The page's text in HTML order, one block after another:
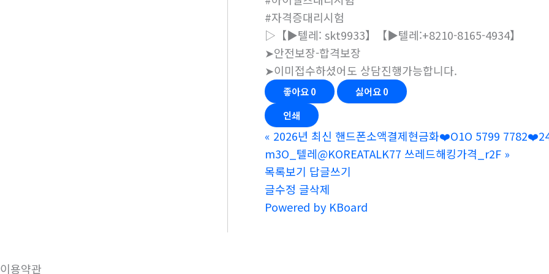
#자격증대리시험
▷【▶텔레: skt9933】【▶텔레:+8210-8165-4934】
➤안전보장-합격보장
➤이미접수하셨어도 상담진행가능합니다.
좋아요0 싫어요0
인쇄
« 2026년 최신 핸드폰소액결제현금화❤️O1O 5799
m3O_텔레@KOREATALK77 쓰레드해킹가격_r2F »
목록보기 답글쓰기
글수정 글삭제
Powered by KBoard
이용약관